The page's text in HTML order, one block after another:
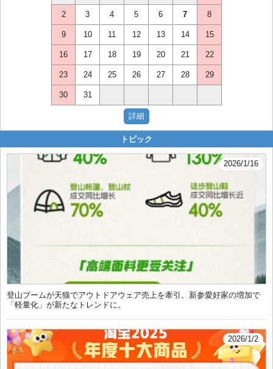
2 3 4 5 6 7 8
9 10 11 12 13 14 15
16 17 18 19 20 21 22
23 24 25 26 27 28 29
30 31
トピック
2026/1/16
登山ブームが天猫でアウトドアウェア売上を牽引。新参愛好家の増加で
「軽量化」が新たなトレンドに。
2026/1/2